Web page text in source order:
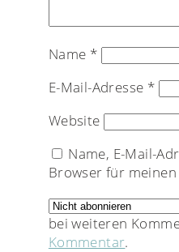
Name *
E-Mail-Adresse *
Website
Name, E-Mail-
Browser für
bei weiteren
Kommentar.